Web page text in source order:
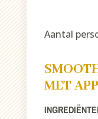
Aantal
MET